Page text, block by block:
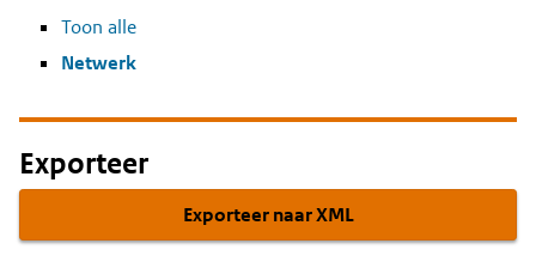
Toon alle
Netwerk
Exporteer
Exporteer naar XML